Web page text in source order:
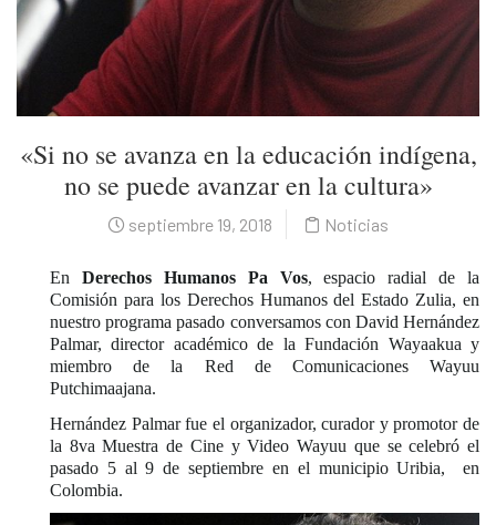
«Si no se avanza en la educación indígena,
no se puede avanzar en la cultura»
septiembre 19, 2018 Noticias
En Derechos Humanos Pa Vos, espacio radial de la
Comisión para los Derechos Humanos del Estado Zulia, en
nuestro programa pasado conversamos con David Hernández
Palmar, director académico de la Fundación Wayaakua y
miembro de la Red de Comunicaciones Wayuu
Putchimaajana.
Hernández Palmar fue el organizador, curador y promotor de
la 8va Muestra de Cine y Video Wayuu que se celebró el
pasado 5 al 9 de septiembre en el municipio Uribia,
en
Colombia.